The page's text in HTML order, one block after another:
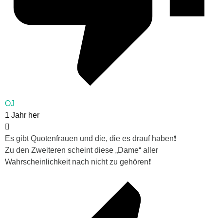
OJ
1 Jahr her
Es gibt Quotenfrauen und die, die es drauf haben❗
Zu den Zweiteren scheint diese „Dame“ aller
Wahrscheinlichkeit nach nicht zu gehören❗